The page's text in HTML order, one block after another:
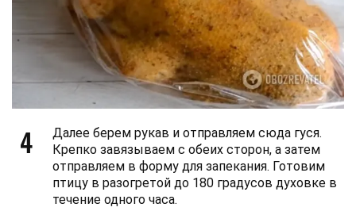
4
Далее берем рукав и отправляем сюда гуся.
Крепко завязываем с обеих сторон, а затем
отправляем в форму для запекания. Готовим
птицу в разогретой до 180 градусов духовке в
течение одного часа.